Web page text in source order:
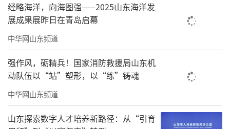
经略海洋，向海图强——2025山东海洋发
展成果展昨日在青岛启幕
中华网山东频道
强作风，砺精兵！国家消防救援局山东机
动队伍以“站”塑形，以“练”铸魂
中华网山东频道
山东探索数字人才培养新路径：从“引育